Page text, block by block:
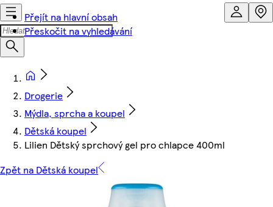
Přejít na hlavní obsah
Přeskočit na vyhledávání
Drogerie
Mýdla, sprcha a koupel
Dětská koupel
Lilien Dětský sprchový gel pro chlapce 400ml
Zpět na Dětská koupel